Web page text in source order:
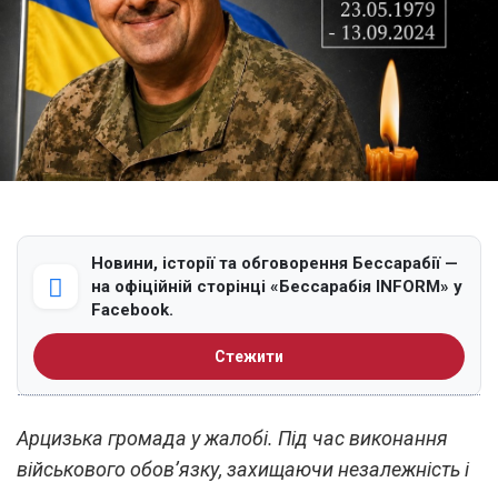
Новини, історії та обговорення Бессарабії —
на офіційній сторінці «Бессарабія INFORM» у
Facebook.
Стежити
Арцизька громада у жалобі. Під час виконання
військового обов’язку, захищаючи незалежність і